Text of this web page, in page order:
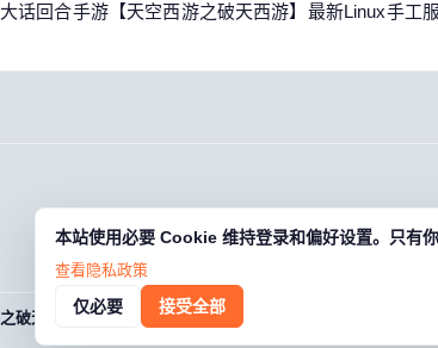
本站使用必要 Cookie 维持登录和偏好设置。只有
查看隐私政策
仅必要 接受全部
大话回合手游【天空西游之破天西游】最新Linux手工
破天西游】最新Linux手工服务端+运营后台+教程